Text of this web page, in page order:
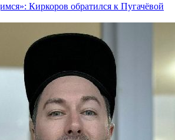
Киркоров обратился к Пугачёвой